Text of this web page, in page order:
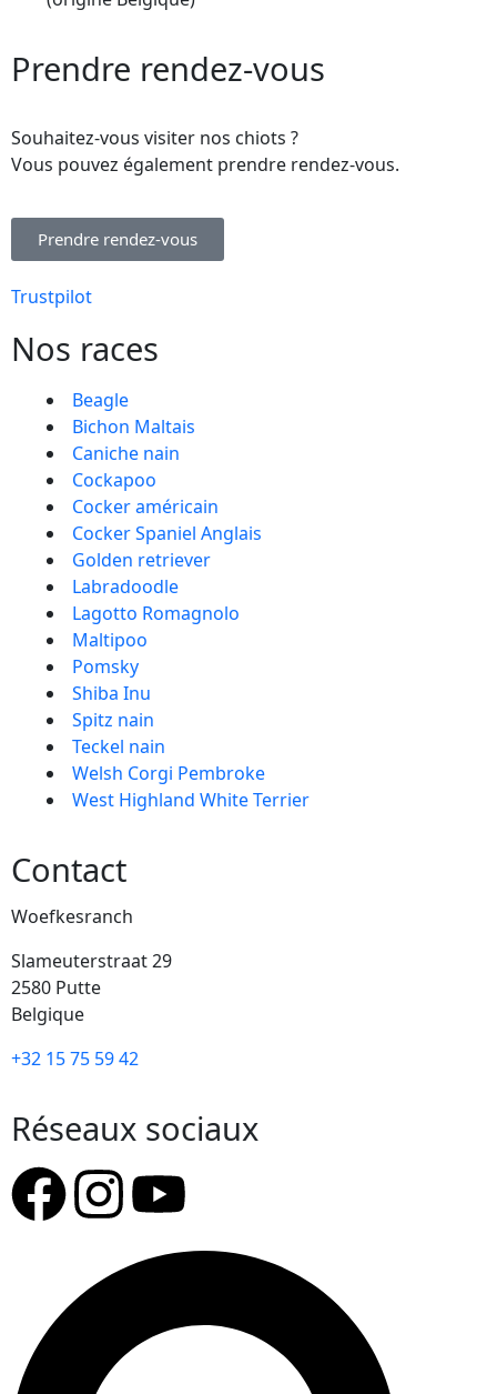
Prendre rendez-vous
Souhaitez-vous visiter nos chiots ?
Vous pouvez également prendre rendez-vous.
Prendre rendez-vous
Trustpilot
Nos races
Beagle
Bichon Maltais
Caniche nain
Cockapoo
Cocker américain
Cocker Spaniel Anglais
Golden retriever
Labradoodle
Lagotto Romagnolo
Maltipoo
Pomsky
Shiba Inu
Spitz nain
Teckel nain
Welsh Corgi Pembroke
West Highland White Terrier
Contact
Woefkesranch
Slameuterstraat 29
2580 Putte
Belgique
+32 15 75 59 42
Réseaux sociaux